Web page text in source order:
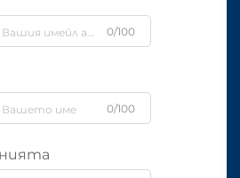
0/100
0/100